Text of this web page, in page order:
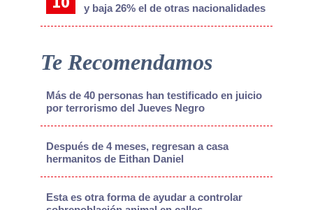
y baja 26% el de otras nacionalidades
Te Recomendamos
Más de 40 personas han testificado en juicio
por terrorismo del Jueves Negro
Después de 4 meses, regresan a casa
hermanitos de Eithan Daniel
Esta es otra forma de ayudar a controlar